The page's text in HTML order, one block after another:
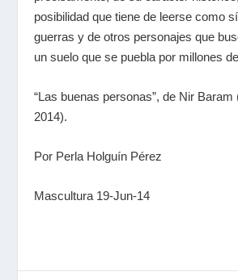
posibilidad que tiene de leerse como
guerras y de otros personajes que
un suelo que se puebla por millones
“Las buenas personas”, de Nir Baram
2014).
Por Perla Holguín Pérez
Mascultura 19-Jun-14